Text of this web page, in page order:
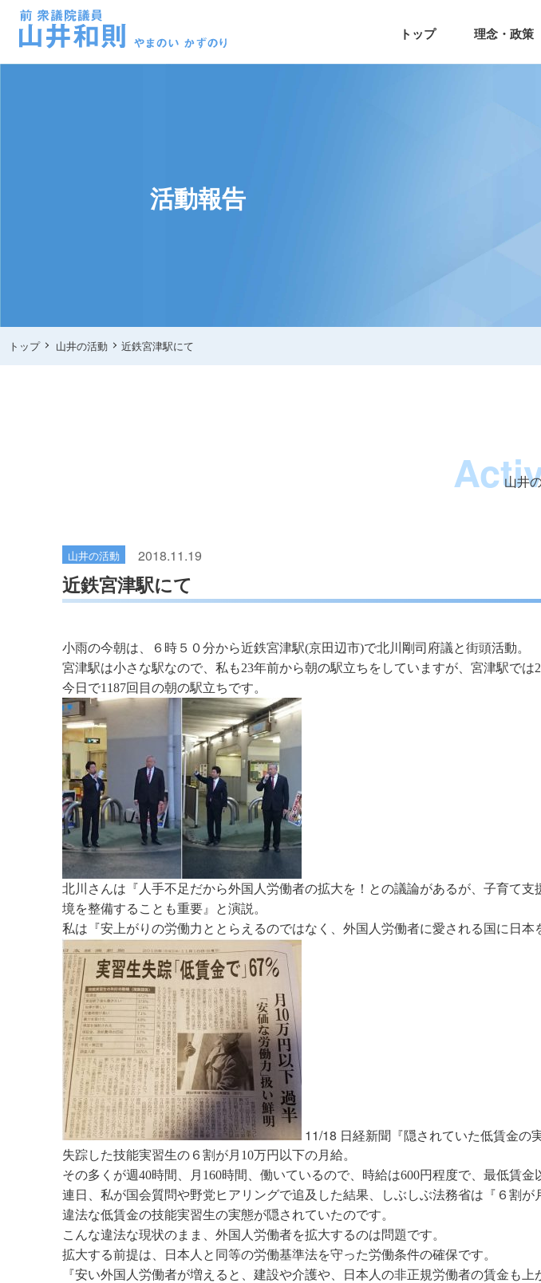
トップ 理念・政策
活動報告
トップ 山井の活動 近鉄宮津駅にて
山井
山井の活動 2018.11.19
近鉄宮津駅にて
小雨の今朝は、６時５０分から近鉄宮津駅(京田辺市)で北川剛司府議と街頭活動。
宮津駅は小さな駅なので、私も23年前から朝の駅立ちをしていますが、宮津駅では
今日で1187回目の朝の駅立ちです。
北川さんは『人手不足だから外国人労働者の拡大を！との議論があるが、子育て
境を整備することも重要』と演説。
私は『安上がりの労働力ととらえるのではなく、外国人労働者に愛される国に日本
11/18 日経新聞『隠されていた低賃金の
失踪した技能実習生の６割が月10万円以下の月給。
その多くが週40時間、月160時間、働いているので、時給は600円程度で、最低賃金
連日、私が国会質問や野党ヒアリングで追及した結果、しぶしぶ法務省は『６割が
違法な低賃金の技能実習生の実態が隠されていたのです。
こんな違法な現状のまま、外国人労働者を拡大するのは問題です。
拡大する前提は、日本人と同等の労働基準法を守った労働条件の確保です。
『安い外国人労働者が増えると、建設や介護や、日本人の非正規労働者の賃金も